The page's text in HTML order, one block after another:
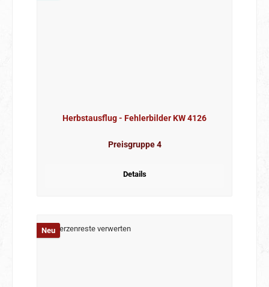
Herbstausflug - Fehlerbilder KW 4126
Preisgruppe 4
Details
Neu